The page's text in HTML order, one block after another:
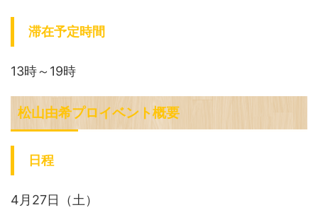
滞在予定時間
13時～19時
松山由希プロイベント概要
日程
4月27日（土）